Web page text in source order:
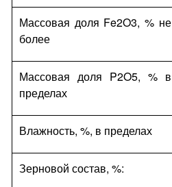
Массовая доля Fe2O3, % не
более
Массовая доля P2O5, % в
пределах
Влажность, %, в пределах
Зерновой состав, %: